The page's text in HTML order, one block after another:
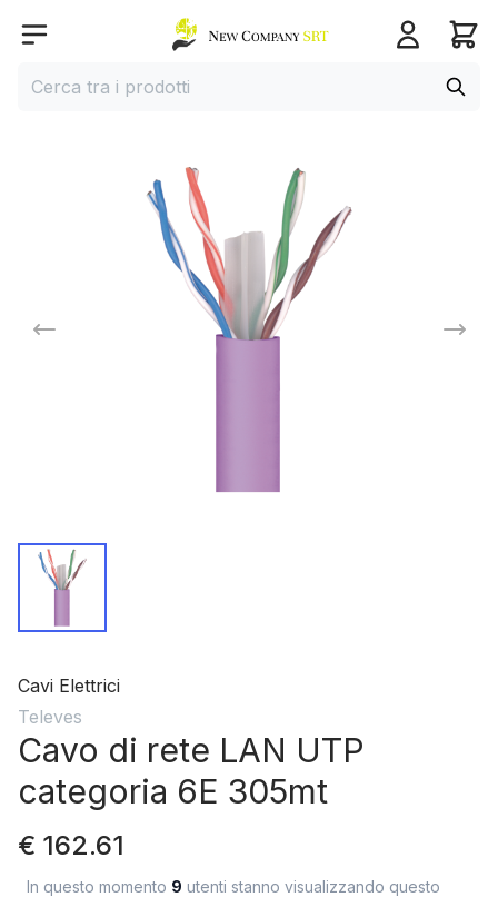
Open menu
Home page
Cerca
Cavi Elettrici
Televes
Cavo di rete LAN UTP
categoria 6E 305mt
€ 162.61
In questo momento 9 utenti stanno visualizzando questo